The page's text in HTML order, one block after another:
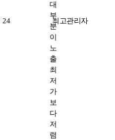
24
대
부
분
이
노
출
최
저
가
보
다
저
렴
최고관리자